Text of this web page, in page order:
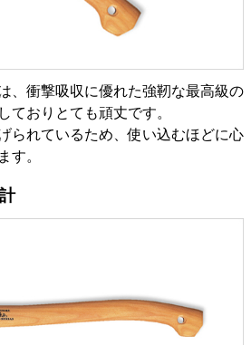
、衝撃吸収に優れた強靭な最高級の
ておりとても頑丈です。
られているため、使い込むほどに心
す。